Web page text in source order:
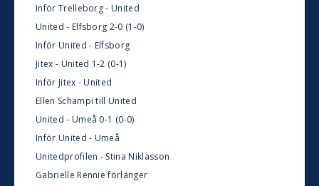
Inför Trelleborg - United
United - Elfsborg 2-0 (1-0)
Inför United - Elfsborg
Jitex - United 1-2 (0-1)
Inför Jitex - United
Ellen Schampi till United
United - Umeå 0-1 (0-0)
Inför United - Umeå
Unitedprofilen - Stina Niklasson
Gabrielle Rennie förlänger